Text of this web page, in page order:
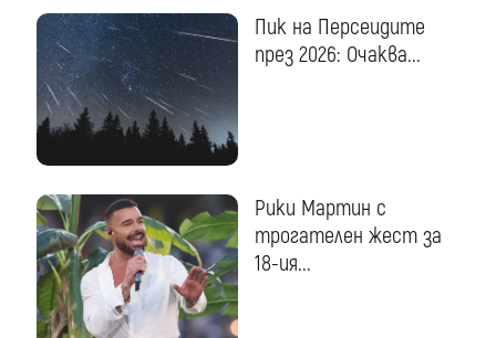
Пик на Персеидите
през 2026: Очаква...
Рики Мартин с
трогателен жест за
18-ия...